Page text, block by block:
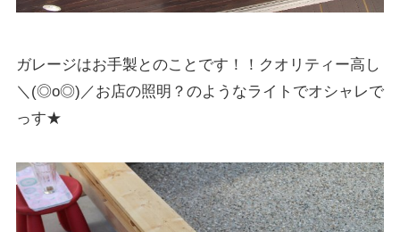
ガレージはお手製とのことです！！クオリティー高し
＼(◎o◎)／お店の照明？のようなライトでオシャレで
っす★